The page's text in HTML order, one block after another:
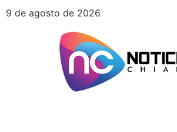
9 de agosto de 2026